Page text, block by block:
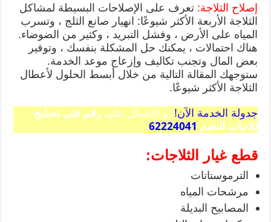
إصلاح الثلاجة: تعرف على الإصلاحات البسيطة لمشاكل
الثلاجة الأربعة الأكثر شيوعًا: انهيار صانع الثلج ، وتسرب
المياه على الأرض ، وفشل التبريد ، وكثير من الضوضاء.
هناك احتمالات ، يمكنك حل المشكلة بنفسك ، وتوفير
بعض المال وتجنب تكاليف وإزعاج موعد الخدمة.
ستوجهك المقالة التالية من خلال أبسط الحلول لأعطال
الثلاجة الأكثر شيوعًا.
جدولة الخدمة الآن! او الاتصال علىرقم فني تصليح
ثلاجات النعيم 62224041
قطع غيار الثلاجات:
الترموستاتات
مرشحات المياه
المصابيح البديلة